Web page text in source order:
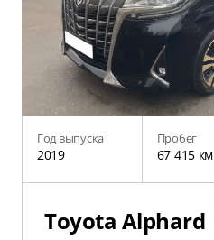
Год выпуска
2019
Пробег
67 415 км
Toyota Alphard